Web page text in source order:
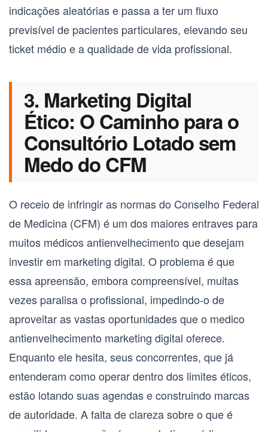
indicações aleatórias e passa a ter um fluxo
previsível de pacientes particulares, elevando seu
ticket médio e a qualidade de vida profissional.
3. Marketing Digital
Ético: O Caminho para o
Consultório Lotado sem
Medo do CFM
O receio de infringir as normas do Conselho Federal
de Medicina (CFM) é um dos maiores entraves para
muitos médicos antienvelhecimento que desejam
investir em marketing digital. O problema é que
essa apreensão, embora compreensível, muitas
vezes paralisa o profissional, impedindo-o de
aproveitar as vastas oportunidades que o medico
antienvelhecimento marketing digital oferece.
Enquanto ele hesita, seus concorrentes, que já
entenderam como operar dentro dos limites éticos,
estão lotando suas agendas e construindo marcas
de autoridade. A falta de clareza sobre o que é